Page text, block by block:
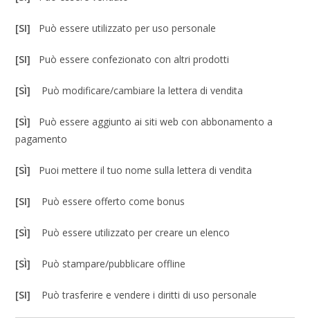
[SI] Può essere utilizzato per uso personale
[SI] Può essere confezionato con altri prodotti
[SÌ] Può modificare/cambiare la lettera di vendita
[SÌ] Può essere aggiunto ai siti web con abbonamento a
pagamento
[SÌ] Puoi mettere il tuo nome sulla lettera di vendita
[SI] Può essere offerto come bonus
[SÌ] Può essere utilizzato per creare un elenco
[SÌ] Può stampare/pubblicare offline
[SI] Può trasferire e vendere i diritti di uso personale